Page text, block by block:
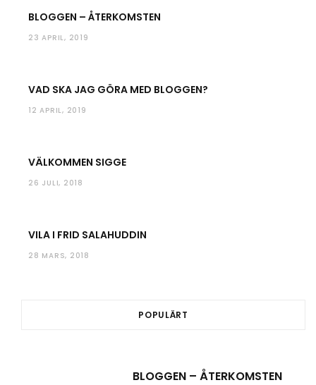
BLOGGEN – ÅTERKOMSTEN
23 APRIL, 2019
VAD SKA JAG GÖRA MED BLOGGEN?
12 APRIL, 2019
VÄLKOMMEN SIGGE
26 JULI, 2018
VILA I FRID SALAHUDDIN
28 MARS, 2018
POPULÄRT
BLOGGEN – ÅTERKOMSTEN